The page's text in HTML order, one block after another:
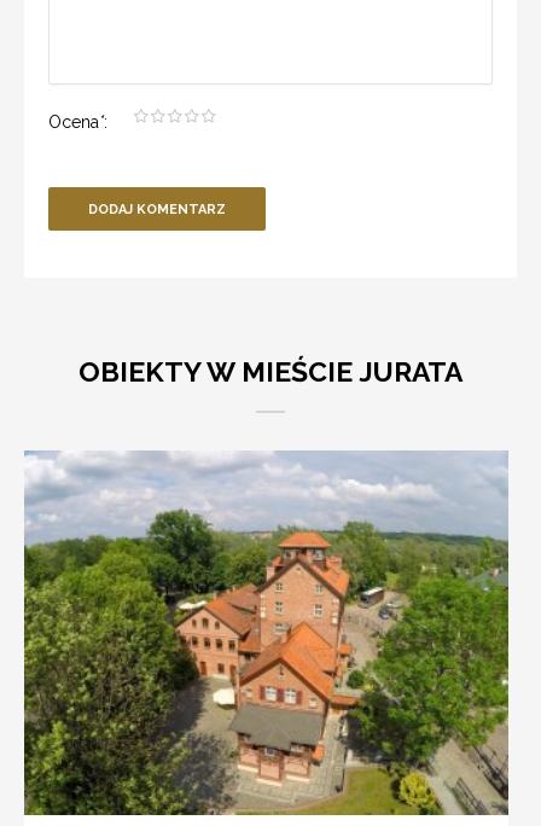
Ocena*:
DODAJ KOMENTARZ
OBIEKTY W MIEŚCIE JURATA